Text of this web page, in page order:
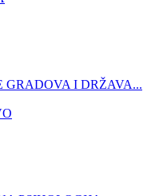
GRADOVA I DRŽAVA...